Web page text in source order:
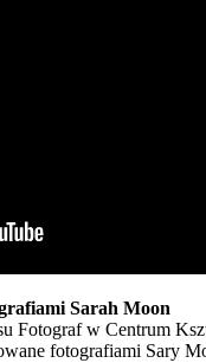
Sarah Moon
Fotograf w Centrum
fotografiami Sary